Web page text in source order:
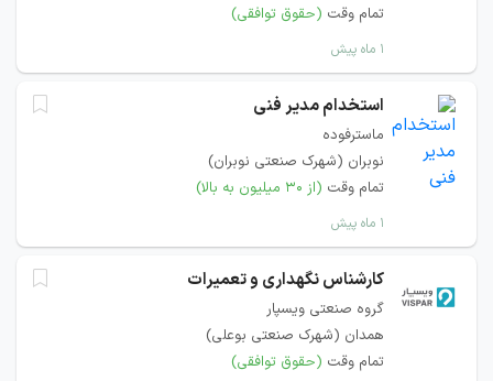
تمام وقت (حقوق توافقی)
۱ ماه پیش
استخدام مدیر فنی
ماسترفوده
نوبران (شهرک صنعتی نوبران)
تمام وقت (از ۳۰ میلیون به بالا)
۱ ماه پیش
کارشناس نگهداری و تعمیرات
گروه صنعتی ویسپار
همدان (شهرک صنعتی بوعلی)
تمام وقت (حقوق توافقی)